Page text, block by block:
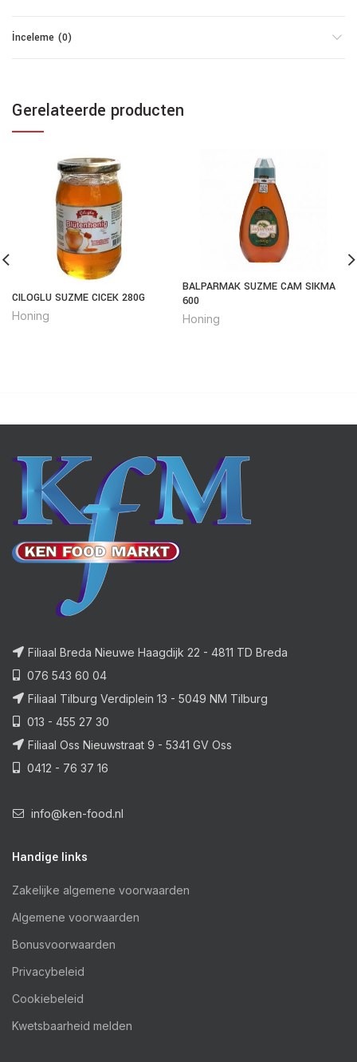
İnceleme (0)
Gerelateerde producten
CILOGLU SUZME CICEK 280G
Honing
BALPARMAK SUZME CAM SIKMA
600
Honing
Filiaal Breda Nieuwe Haagdijk 22 - 4811 TD Breda
076 543 60 04
Filiaal Tilburg Verdiplein 13 - 5049 NM Tilburg
013 - 455 27 30
Filiaal Oss Nieuwstraat 9 - 5341 GV Oss
0412 - 76 37 16
info@ken-food.nl
Handige links
Zakelijke algemene voorwaarden
Algemene voorwaarden
Bonusvoorwaarden
Privacybeleid
Cookiebeleid
Kwetsbaarheid melden